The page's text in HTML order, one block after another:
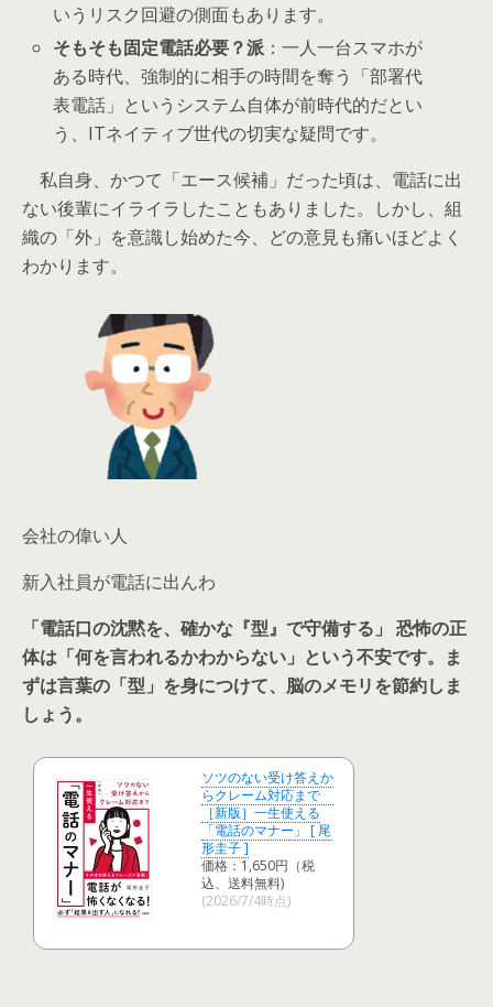
いうリスク回避の側面もあります。
そもそも固定電話必要？派 ：一人一台スマホが
ある時代、強制的に相手の時間を奪う「部署代
表電話」というシステム自体が前時代的だとい
う、ITネイティブ世代の切実な疑問です。
私自身、かつて「エース候補」だった頃は、電話に出
ない後輩にイライラしたこともありました。しかし、組
織の「外」を意識し始めた今、どの意見も痛いほどよく
わかります。
会社の偉い人
新入社員が電話に出んわ
「電話口の沈黙を、確かな『型』で守備する」 恐怖の正
体は「何を言われるかわからない」という不安です。ま
ずは言葉の「型」を身につけて、脳のメモリを節約しま
しょう。
ソツのない受け答えか
らクレーム対応まで
［新版］一生使える
「電話のマナー」 [ 尾
形圭子 ]
価格：1,650円（税
込、送料無料)
(2026/7/4時点)